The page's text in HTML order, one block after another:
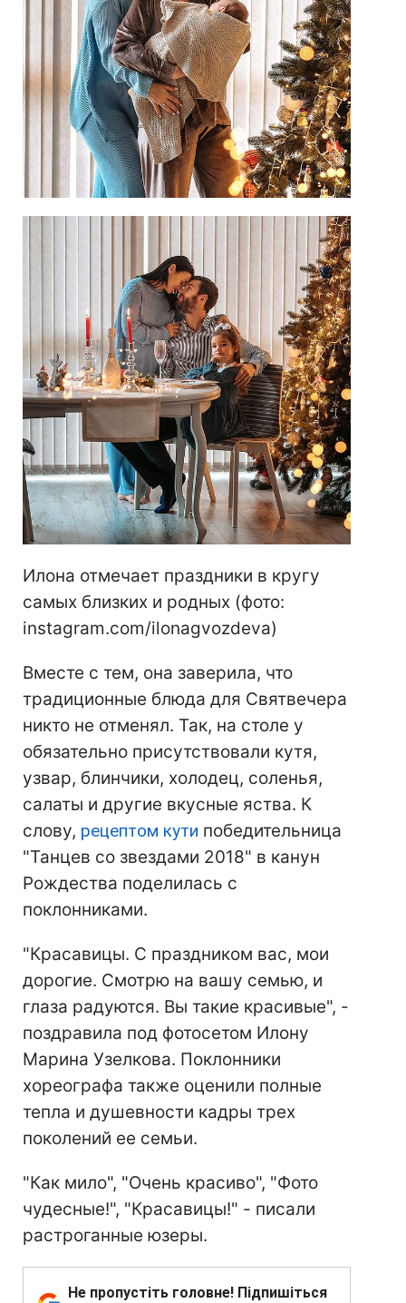
Илона отмечает праздники в кругу
самых близких и родных (фото:
instagram.com/ilonagvozdeva)
Вместе с тем, она заверила, что
традиционные блюда для Святвечера
никто не отменял. Так, на столе у
обязательно присутствовали кутя,
узвар, блинчики, холодец, соленья,
салаты и другие вкусные яства. К
слову, рецептом кути победительница
"Танцев со звездами 2018" в канун
Рождества поделилась с
поклонниками.
"Красавицы. С праздником вас, мои
дорогие. Смотрю на вашу семью, и
глаза радуются. Вы такие красивые", -
поздравила под фотосетом Илону
Марина Узелкова. Поклонники
хореографа также оценили полные
тепла и душевности кадры трех
поколений ее семьи.
"Как мило", "Очень красиво", "Фото
чудесные!", "Красавицы!" - писали
растроганные юзеры.
Не пропустіть головне! Підпишіться